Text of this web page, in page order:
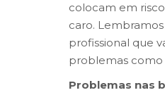
colocam em
caro.
profissional que
problemas como
Problemas nas